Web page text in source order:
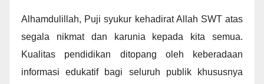
Alhamdulillah, Puji syukur kehadirat Allah SWT atas
segala nikmat dan karunia kepada kita semua.
Kualitas pendidikan ditopang oleh keberadaan
informasi edukatif bagi seluruh publik khususnya